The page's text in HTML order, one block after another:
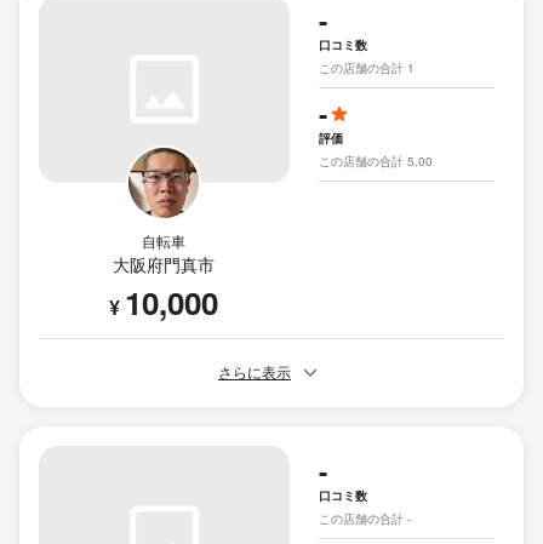
自転車
大阪府門真市
¥ 10,000
-
口コミ数
この店舗の合計 1
-
評価
この店舗の合計 5.00
さらに表示
-
口コミ数
この店舗の合計 -